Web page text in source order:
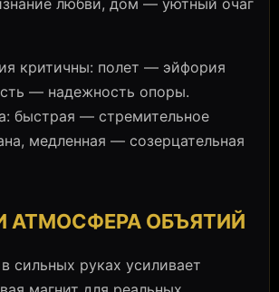
любви, дом — уютный очаг
критичны: полет — эйфория
— надежность опоры.
быстрая — стремительное
медленная — созерцательная
АТМОСФЕРА ОБЪЯТИЙ
сильных руках усиливает